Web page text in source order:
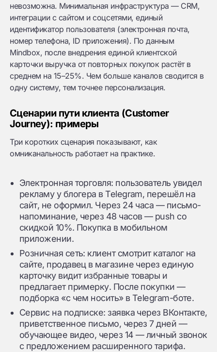
невозможна. Минимальная инфраструктура — CRM,
интеграции с сайтом и соцсетями, единый
идентификатор пользователя (электронная почта,
номер телефона, ID приложения). По данным
Mindbox, после внедрения единой клиентской
карточки выручка от повторных покупок растёт в
среднем на 15–25%. Чем больше каналов сводится в
одну систему, тем точнее персонализация.
Сценарии пути клиента (Customer
Journey): примеры
Три коротких сценария показывают, как
омниканальность работает на практике.
Электронная торговля: пользователь увидел
рекламу у блогера в Telegram, перешёл на
сайт, не оформил. Через 24 часа — письмо-
напоминание, через 48 часов — push со
скидкой 10%. Покупка в мобильном
приложении.
Розничная сеть: клиент смотрит каталог на
сайте, продавец в магазине через единую
карточку видит избранные товары и
предлагает примерку. После покупки —
подборка «с чем носить» в Telegram-боте.
Сервис на подписке: заявка через ВКонтакте,
приветственное письмо, через 7 дней —
обучающее видео, через 14 — личный звонок
с предложением расширенного тарифа.